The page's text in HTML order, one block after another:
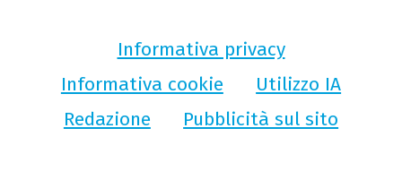
Informativa privacy
Informativa cookie
Utilizzo IA
Redazione
Pubblicità sul sito